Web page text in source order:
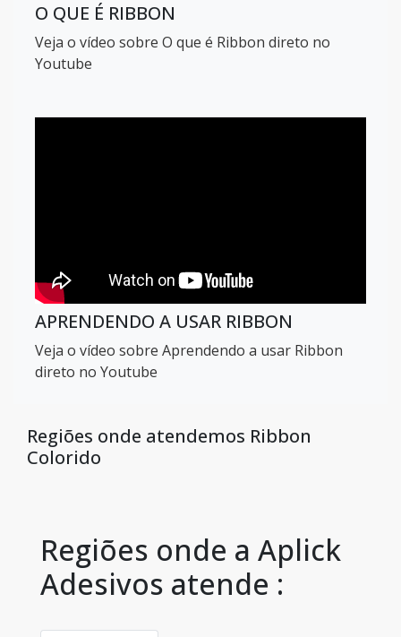
O QUE É RIBBON
Veja o vídeo sobre O que é Ribbon direto no
Youtube
APRENDENDO A USAR RIBBON
Veja o vídeo sobre Aprendendo a usar Ribbon
direto no Youtube
Regiões onde atendemos Ribbon
Colorido
Regiões onde a Aplick
Adesivos atende :